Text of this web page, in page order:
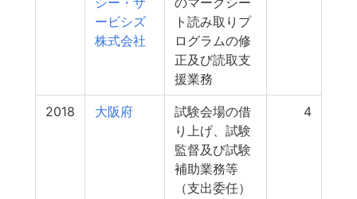
ービシズ
株式会社
ト読み取りプ
ログラムの修
正及び読取支
援業務
2018 大阪府
試験会場の借
り上げ、試験
監督及び試験
補助業務等
（支出委任）
4